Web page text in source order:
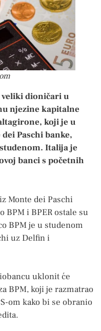
dioničari u
njezine kapitalne
koji je u
Paschi banke,
Italija je
banci s početnih
Monte dei Paschi
BPM i BPER ostale su
BPM je u studenom
uz Delfin i
uklonit će
BPM, koji je razmatrao
om kako bi se obranio